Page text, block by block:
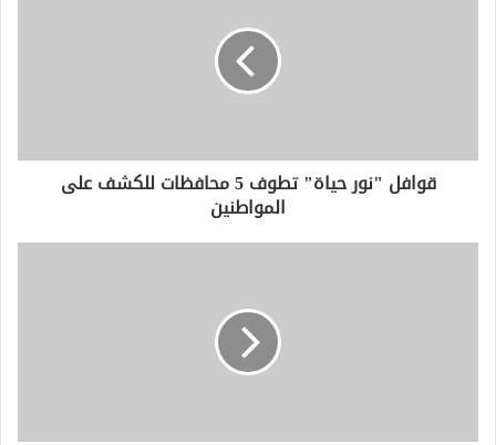
ر
قوافل "نور حياة" تطوف 5 محافظات للكشف على
المواطنين